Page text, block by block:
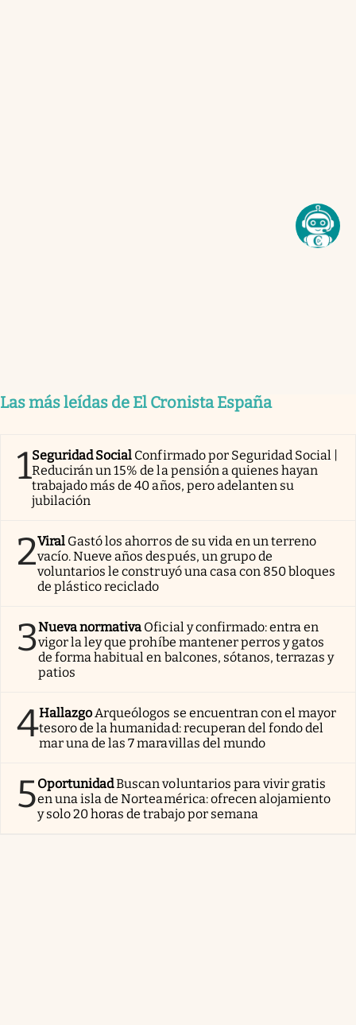
Las más leídas de El Cronista España
1Seguridad Social Confirmado por Seguridad Social |
Reducirán un 15% de la pensión a quienes hayan
trabajado más de 40 años, pero adelanten su
jubilación
2Viral Gastó los ahorros de su vida en un terreno
vacío. Nueve años después, un grupo de
voluntarios le construyó una casa con 850 bloques
de plástico reciclado
3Nueva normativa Oficial y confirmado: entra en
vigor la ley que prohíbe mantener perros y gatos
de forma habitual en balcones, sótanos, terrazas y
patios
4Hallazgo Arqueólogos se encuentran con el mayor
tesoro de la humanidad: recuperan del fondo del
mar una de las 7 maravillas del mundo
5OportunidadBuscan voluntarios para vivir gratis
en una isla de Norteamérica: ofrecen alojamiento
y solo 20 horas de trabajo por semana